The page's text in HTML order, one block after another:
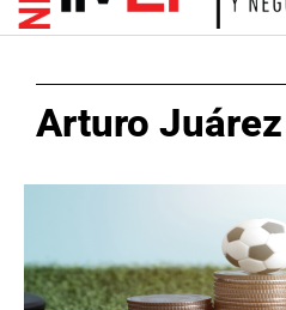
Arturo Juárez